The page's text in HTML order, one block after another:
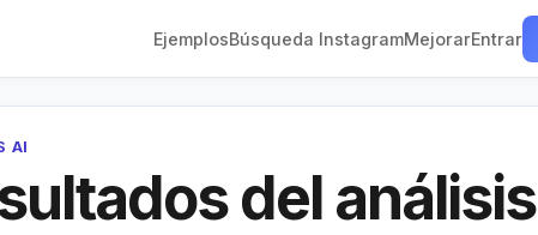
EjemplosBúsqueda InstagramMejorarEntrar
AI
del análisis